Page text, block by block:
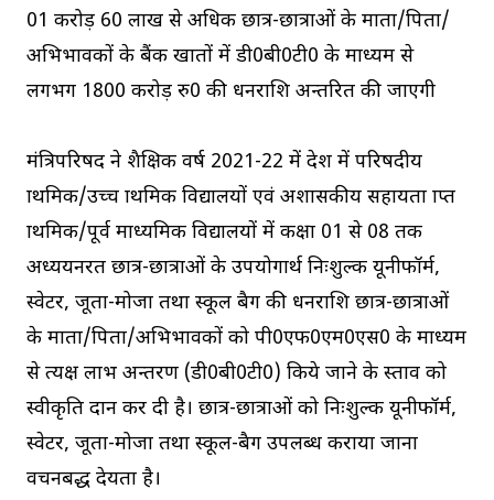
01 करोड़ 60 लाख से अधिक छात्र-छात्राओं के माता/पिता/
अभिभावकों के बैंक खातों में डी0बी0टी0 के माध्यम से
लगभग 1800 करोड़ रु0 की धनराशि अन्तरित की जाएगी
मंत्रिपरिषद ने शैक्षिक वर्ष 2021-22 में प्रदेश में परिषदीय
प्राथमिक/उच्च प्राथमिक विद्यालयों एवं अशासकीय सहायता प्राप्त
प्राथमिक/पूर्व माध्यमिक विद्यालयों में कक्षा 01 से 08 तक
अध्ययनरत छात्र-छात्राओं के उपयोगार्थ निःशुल्क यूनीफॉर्म,
स्वेटर, जूता-मोजा तथा स्कूल बैग की धनराशि छात्र-छात्राओं
के माता/पिता/अभिभावकों को पी0एफ0एम0एस0 के माध्यम
से प्रत्यक्ष लाभ अन्तरण (डी0बी0टी0) किये जाने के प्रस्ताव को
स्वीकृति प्रदान कर दी है। छात्र-छात्राओं को निःशुल्क यूनीफॉर्म,
स्वेटर, जूता-मोजा तथा स्कूल-बैग उपलब्ध कराया जाना
वचनबद्ध देयता है।